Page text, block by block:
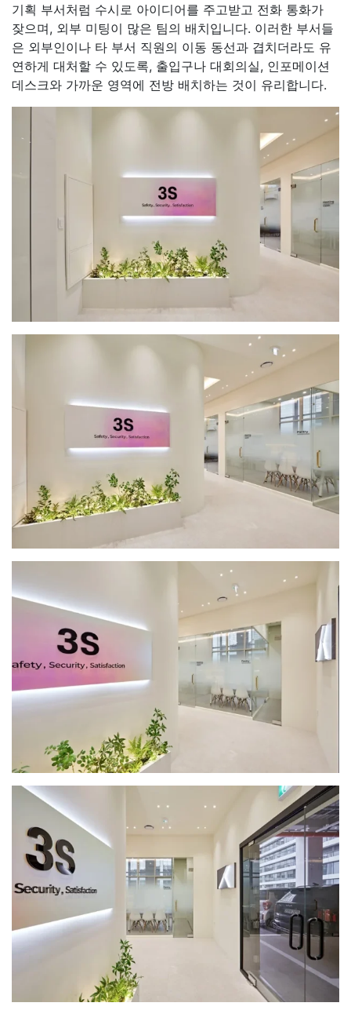
기획 부서처럼 수시로 아이디어를 주고받고 전화 통화가
잦으며, 외부 미팅이 많은 팀의 배치입니다. 이러한 부서들
은 외부인이나 타 부서 직원의 이동 동선과 겹치더라도 유
연하게 대처할 수 있도록, 출입구나 대회의실, 인포메이션
데스크와 가까운 영역에 전방 배치하는 것이 유리합니다.